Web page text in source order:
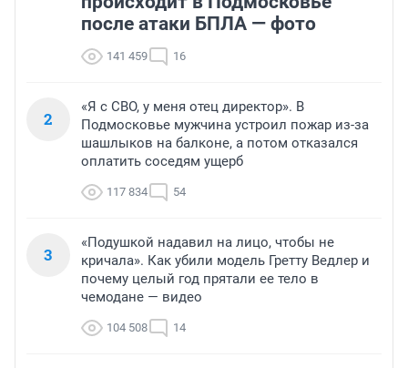
после атаки БПЛА — фото
141 459 16
2
«Я с СВО, у меня отец директор». В
Подмосковье мужчина устроил пожар из-за
шашлыков на балконе, а потом отказался
оплатить соседям ущерб
117 834 54
3
«Подушкой надавил на лицо, чтобы не
кричала». Как убили модель Гретту Ведлер и
почему целый год прятали ее тело в
чемодане — видео
104 508 14